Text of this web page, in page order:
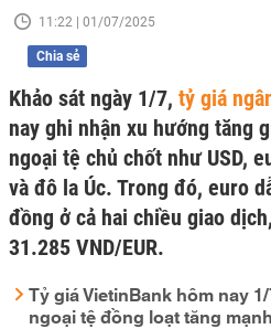
11:22 | 01/07/2025
Chia sẻ
Khảo sát ngày 1/7, tỷ giá
nay ghi nhận xu hướng tăng
ngoại tệ chủ chốt như USD,
và đô la Úc. Trong đó, euro
đồng ở cả hai chiều giao
31.285 VND/EUR.
Tỷ giá VietinBank hôm nay
ngoại tệ đồng loạt tăng mạnh